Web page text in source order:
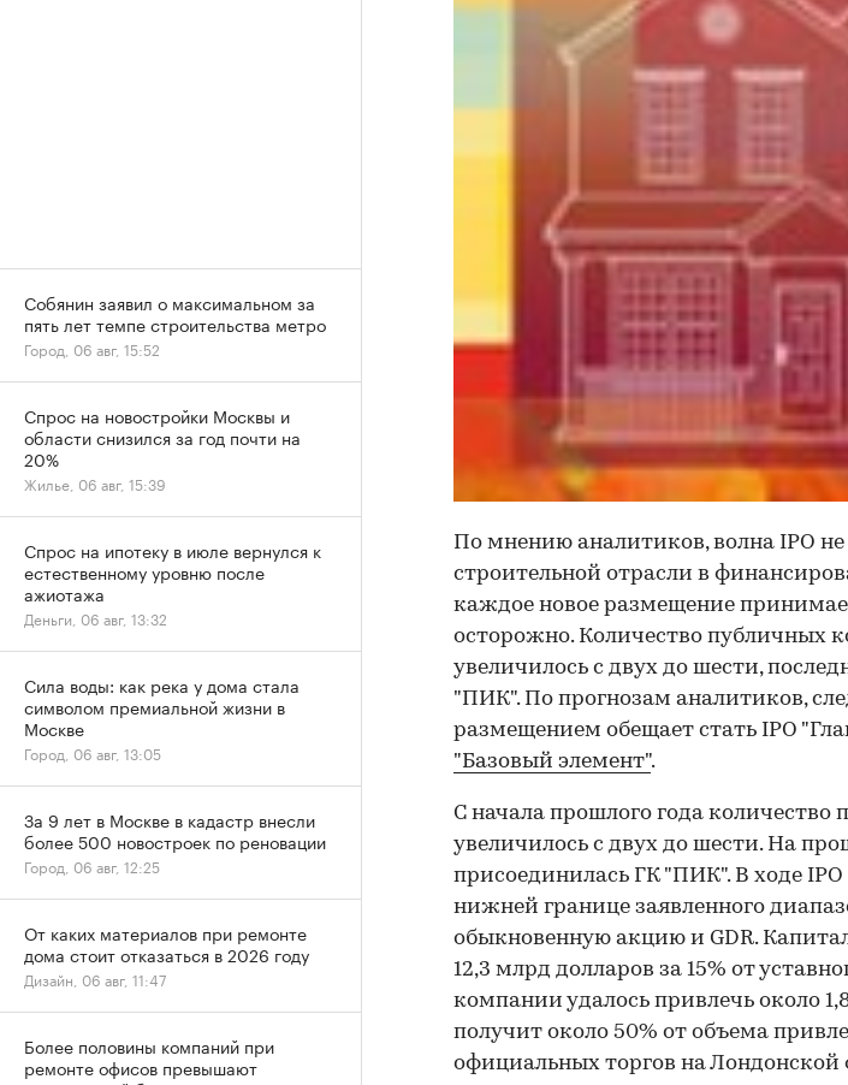
По мнению аналитиков, волна IPO не
строительной отрасли в
каждое новое размещение
осторожно. Количество публичных
увеличилось с двух до шести,
"ПИК". По прогнозам аналитиков,
размещением обещает стать IPO
"Базовый элемент".
С начала прошлого года
увеличилось с двух до шести. На
присоединилась ГК "ПИК". В ходе
нижней границе заявленного
обыкновенную акцию и GDR.
12,3 млрд долларов за 15% от
компании удалось привлечь около
получит около 50% от объема
официальных торгов на
Собянин заявил о максимальном за
пять лет темпе строительства метро
Город, 06 авг, 15:52
Спрос на новостройки Москвы и
области снизился за год почти на
20%
Жилье, 06 авг, 15:39
Спрос на ипотеку в июле вернулся к
естественному уровню после
ажиотажа
Деньги, 06 авг, 13:32
Сила воды: как река у дома стала
символом премиальной жизни в
Москве
Город, 06 авг, 13:05
За 9 лет в Москве в кадастр внесли
более 500 новостроек по реновации
Город, 06 авг, 12:25
От каких материалов при ремонте
дома стоит отказаться в 2026 году
Дизайн, 06 авг, 11:47
Более половины компаний при
ремонте офисов превышают